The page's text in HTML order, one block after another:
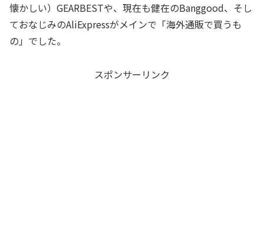
懐かしい）GEARBESTや、現在も健在のBanggood、そし
ておなじみのAliExpressがメインで「海外通販で買うも
の」でした。
スポンサーリンク